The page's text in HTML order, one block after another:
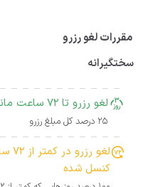
مقررات لغو رزرو
سختگیرانه
لغو رزرو تا 72 ساعت مانده به زمان ورود روز کنسل شده
25 درصد کل مبلغ رزرو
کنسل شده